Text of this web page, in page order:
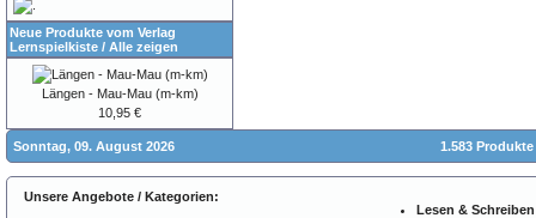
Neue Produkte vom Verlag
Lernspielkiste / Alle zeigen
Längen - Mau-Mau (m-km)
10,95 €
Sonntag, 09. August 2026 1.583
Unsere Angebote / Kategorien:
Lesen & Schreiben